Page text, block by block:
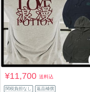
¥11,700送料込
関税負担なし 返品補償